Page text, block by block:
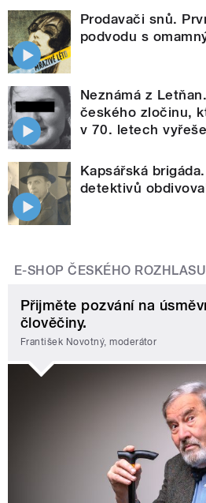
Prodavači snů.
podvodu s
Neznámá z
českého zločinu,
v 70. letech
Kapsářská
detektivů
E-SHOP ČESKÉHO ROZHLASU
Přijměte pozvání na
člověčiny.
František Novotný, moderátor